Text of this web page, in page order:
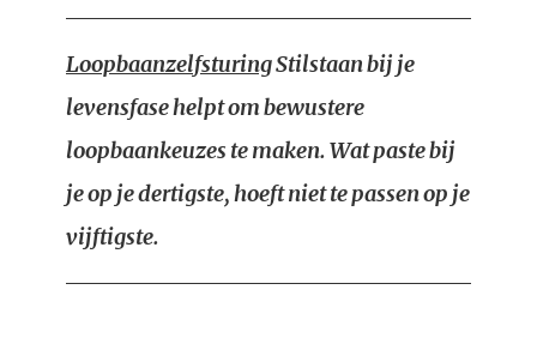
LoopbaanzelfsturingStilstaan bij je
levensfase helpt om bewustere
loopbaankeuzes te maken. Wat paste bij
je op je dertigste, hoeft niet te passen op je
vijftigste.